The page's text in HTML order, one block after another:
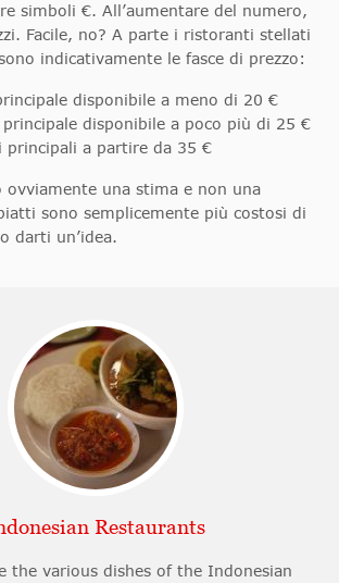
simboli €. All’aumentare del numero,
Facile, no? A parte i ristoranti stellati
indicativamente le fasce di prezzo:
disponibile a meno di 20 €
disponibile a poco più di 25 €
principali a partire da 35 €
ovviamente una stima e non una
sono semplicemente più costosi di
darti un’idea.
Restaurants
the various dishes of the Indonesian